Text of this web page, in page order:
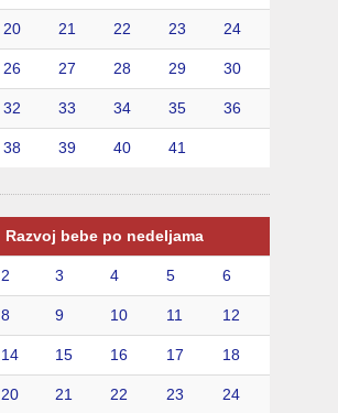
20 21 22 23 24
26 27 28 29 30
32 33 34 35 36
38 39 40 41
Razvoj bebe po nedeljama
2 3 4 5 6
8 9 10 11 12
14 15 16 17 18
20 21 22 23 24